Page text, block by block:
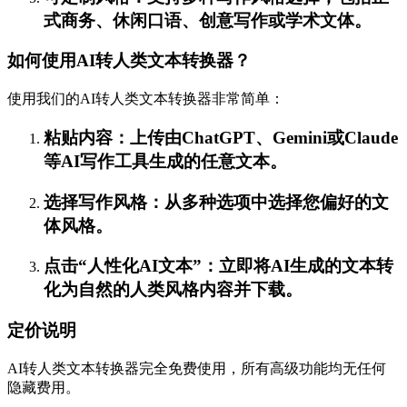
式商务、休闲口语、创意写作或学术文体。
如何使用AI转人类文本转换器？
使用我们的AI转人类文本转换器非常简单：
粘贴内容：上传由ChatGPT、Gemini或Claude
等AI写作工具生成的任意文本。
选择写作风格：从多种选项中选择您偏好的文
体风格。
点击“人性化AI文本”：立即将AI生成的文本转
化为自然的人类风格内容并下载。
定价说明
AI转人类文本转换器完全免费使用，所有高级功能均无任何
隐藏费用。